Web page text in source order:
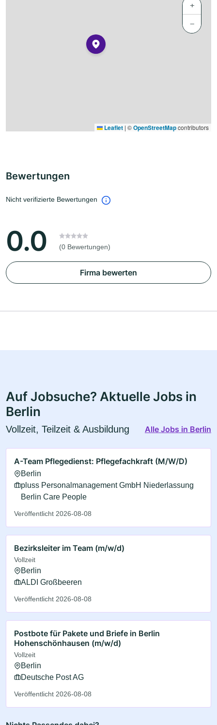
+
−
Leaflet | ©OpenStreetMapcontributors
Bewertungen
Nicht verifizierte Bewertungen
0.0 (0 Bewertungen)
Firma bewerten
Auf Jobsuche? Aktuelle Jobs in
Berlin
Vollzeit, Teilzeit & Ausbildung Alle Jobs in Berlin
A-Team Pflegedienst: Pflegefachkraft (M/W/D)
Berlin
pluss Personalmanagement GmbH Niederlassung
Berlin Care People
Veröffentlicht 2026-08-08
Bezirksleiter im Team (m/w/d)
Vollzeit
Berlin
ALDI Großbeeren
Veröffentlicht 2026-08-08
Postbote für Pakete und Briefe in Berlin
Hohenschönhausen (m/w/d)
Vollzeit
Berlin
Deutsche Post AG
Veröffentlicht 2026-08-08